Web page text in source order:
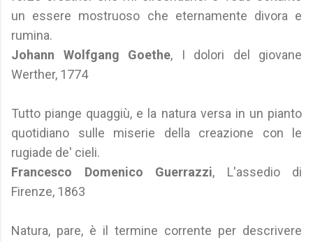
un essere mostruoso che eternamente divora e
rumina.
Johann Wolfgang Goethe, I dolori del giovane
Werther, 1774
Tutto piange quaggiù, e la natura versa in un pianto
quotidiano sulle miserie della creazione con le
rugiade de' cieli.
Francesco Domenico Guerrazzi, L'assedio di
Firenze, 1863
Natura, pare, è il termine corrente per descrivere